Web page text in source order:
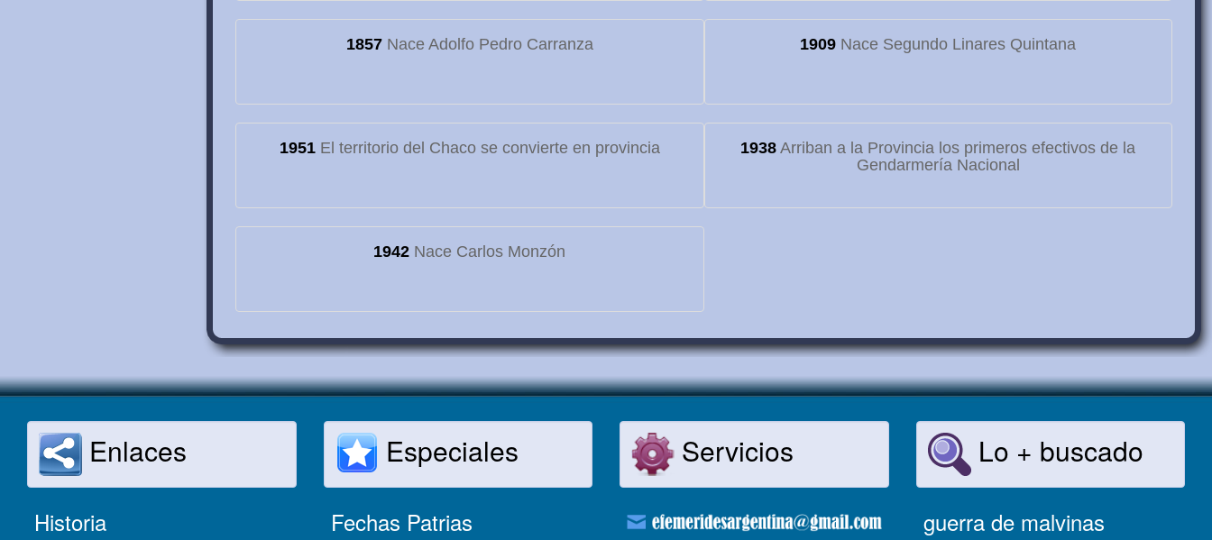
1857Nace Adolfo Pedro Carranza 1909 Nace Segundo Linares Quintana
1951El territorio del Chaco se convierte en provincia 1938 Arriban a la Provincia los primeros efectivos de la
Gendarmería Nacional
1942 Nace Carlos Monzón
Enlaces
Historia
Especiales
Fechas Patrias
Servicios Lo + buscado
guerra de malvinas